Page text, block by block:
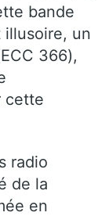
bande
illusoire, un
366),
cette
radio
de la
en